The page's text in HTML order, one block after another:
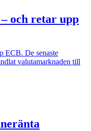
och retar upp
ECB. De senaste
valutamarknaden till